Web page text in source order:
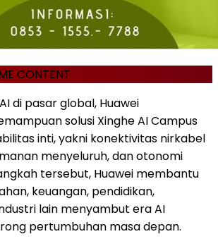
CONTENT
di pasar global, Huawei
solusi Xinghe AI Campus
inti, yakni konektivitas nirkabel
menyeluruh, dan otonomi
tersebut, Huawei membantu
keuangan, pendidikan,
lain menyambut era AI
pertumbuhan masa depan.